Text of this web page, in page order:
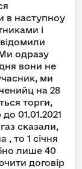
в наступноу
і
одразу
вони не
ми
на 28
торги,
01.01.2021
сказали,
, то 1 січня
лише 40
договір